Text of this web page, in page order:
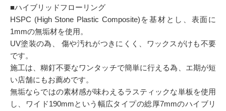
Q＆A
お気に入り
■ハイブリッドフローリング
HSPC (High Stone Plastic Composite)を基材とし、表面に
1mmの無垢材を使用。
UV塗装の為、 傷や汚れがつきにくく、ワックスがけも不要
です。
施工は、糊釘不要なワンタッチで簡単に行える為、エ期が短
い店舗にもお薦めです。
無垢ならではの素材感が味わえるラスティックな単板を使用
し、ワイド190mmという幅広タイプの総厚7mmのハイブリ